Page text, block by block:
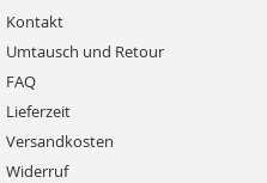
Kontakt
Umtausch und Retour
FAQ
Lieferzeit
Versandkosten
Widerruf